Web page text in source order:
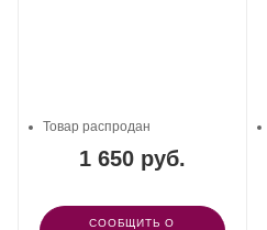
1 650 руб.
Товар распродан
СООБЩИТЬ О